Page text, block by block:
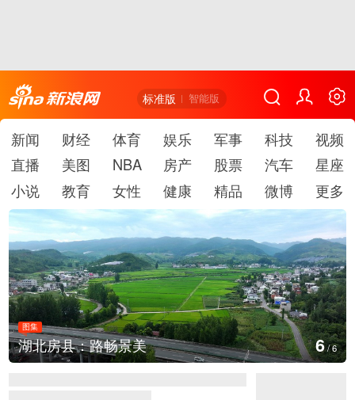
标准版 智能版
新闻 财经 体育 娱乐 军事 科技
视频
直播
美图 NBA 房产 股票 汽车
星座
小说
教育 女性 健康 精品 微博 更多
图集
湖北房县：路畅景美 6/6